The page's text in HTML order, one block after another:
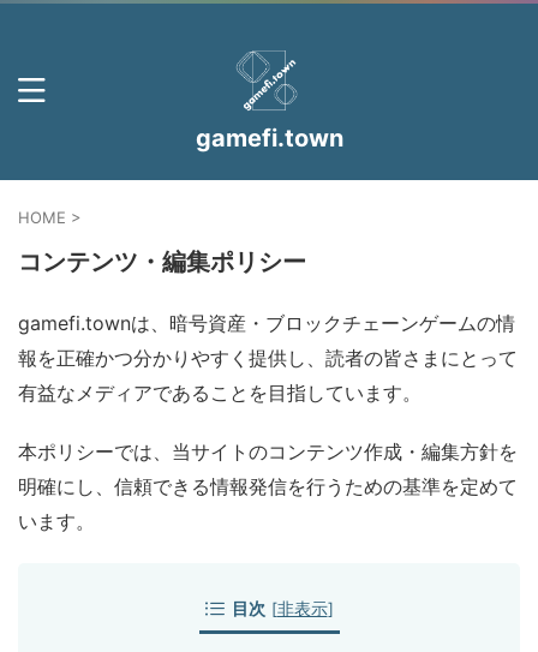
gamefi.town
HOME >
コンテンツ・編集ポリシー
gamefi.townは、暗号資産・ブロックチェーンゲームの情
報を正確かつ分かりやすく提供し、読者の皆さまにとって
有益なメディアであることを目指しています。
本ポリシーでは、当サイトのコンテンツ作成・編集方針を
明確にし、信頼できる情報発信を行うための基準を定めて
います。
目次 [非表示]